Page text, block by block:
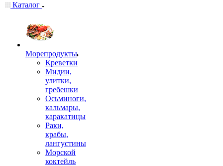
Каталог
Морепродукты
Креветки
Мидии,
улитки,
гребешки
Осьминоги,
кальмары,
каракатицы
Раки,
крабы,
лангустины
Морской
коктейль